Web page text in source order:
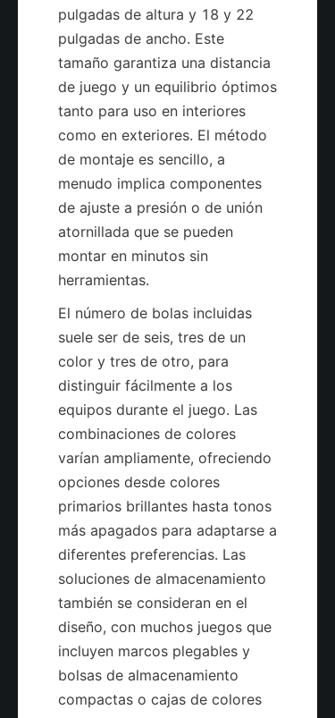
pulgadas de altura y 18 y 22
pulgadas de ancho. Este
tamaño garantiza una distancia
de juego y un equilibrio óptimos
tanto para uso en interiores
como en exteriores. El método
de montaje es sencillo, a
menudo implica componentes
de ajuste a presión o de unión
atornillada que se pueden
montar en minutos sin
herramientas.
El número de bolas incluidas
suele ser de seis, tres de un
color y tres de otro, para
distinguir fácilmente a los
equipos durante el juego. Las
combinaciones de colores
varían ampliamente, ofreciendo
opciones desde colores
primarios brillantes hasta tonos
más apagados para adaptarse a
diferentes preferencias. Las
soluciones de almacenamiento
también se consideran en el
diseño, con muchos juegos que
incluyen marcos plegables y
bolsas de almacenamiento
compactas o cajas de colores